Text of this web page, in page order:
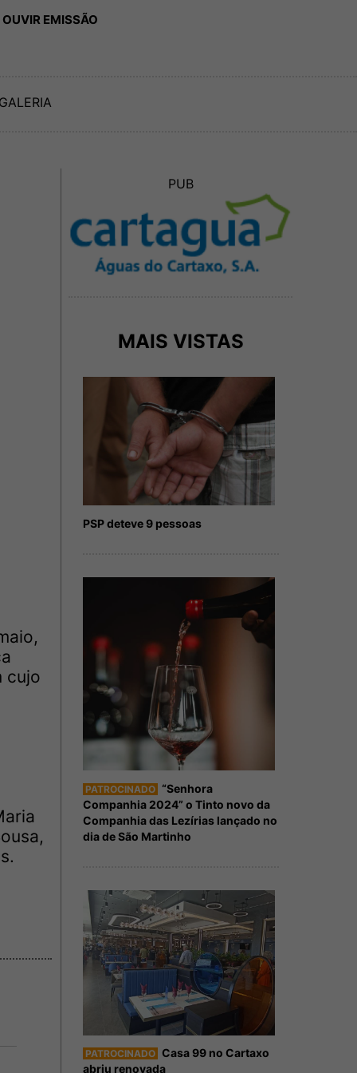
EMISSÃO
cujo
PUB
MAIS VISTAS
PSP deteve 9 pessoas
PATROCINADO “Senhora
Companhia 2024” o Tinto novo da
Companhia das Lezírias lançado no
dia de São Martinho
PATROCINADO Casa 99 no Cartaxo
abriu renovada